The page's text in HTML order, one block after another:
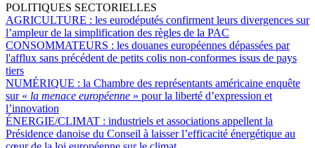
POLITIQUES SECTORIELLES
AGRICULTURE : les eurodéputés confirment leurs divergences sur
l’ampleur de la simplification des règles de la PAC
CONSOMMATEURS : les douanes européennes dépassées par
l'afflux sans précédent de petits colis non-conformes issus de pays
tiers
NUMÉRIQUE : la Chambre des représentants américaine enquête
sur « la menace européenne » pour la liberté d’expression et
l’innovation
ÉNERGIE/CLIMAT : industriels et associations appellent la
Présidence danoise du Conseil à laisser l’efficacité énergétique au